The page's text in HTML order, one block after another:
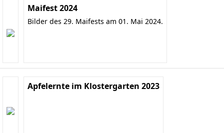
Maifest 2024
Bilder des 29. Maifests am 01. Mai 2024.
Apfelernte im Klostergarten 2023